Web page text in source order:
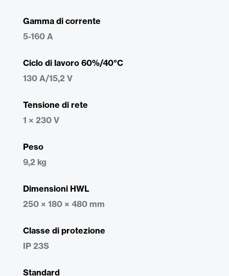
Gamma di corrente
5-160 A
Ciclo di lavoro 60%/40°C
130 A/15,2 V
Tensione di rete
1 × 230 V
Peso
9,2 kg
Dimensioni HWL
250 × 180 × 480 mm
Classe di protezione
IP 23S
Standard